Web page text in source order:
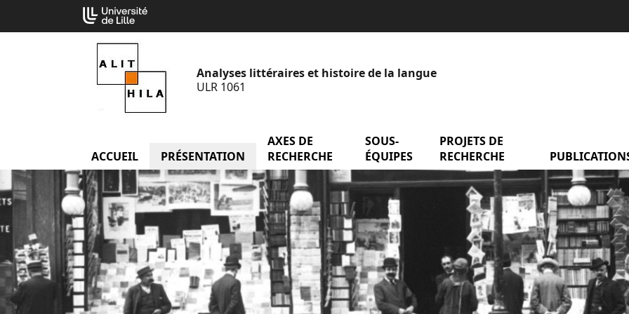
Analyses littéraires et histoire de la langue
ULR 1061
ACCUEIL menu Accueil
PRÉSENTATION menu Présentation
AXES DE
RECHERCHE
menu Axes de recherche
SOUS-
ÉQUIPES
menu Sous-équipes
PROJETS DE
RECHERCHE
menu Projets
Cookies management panel